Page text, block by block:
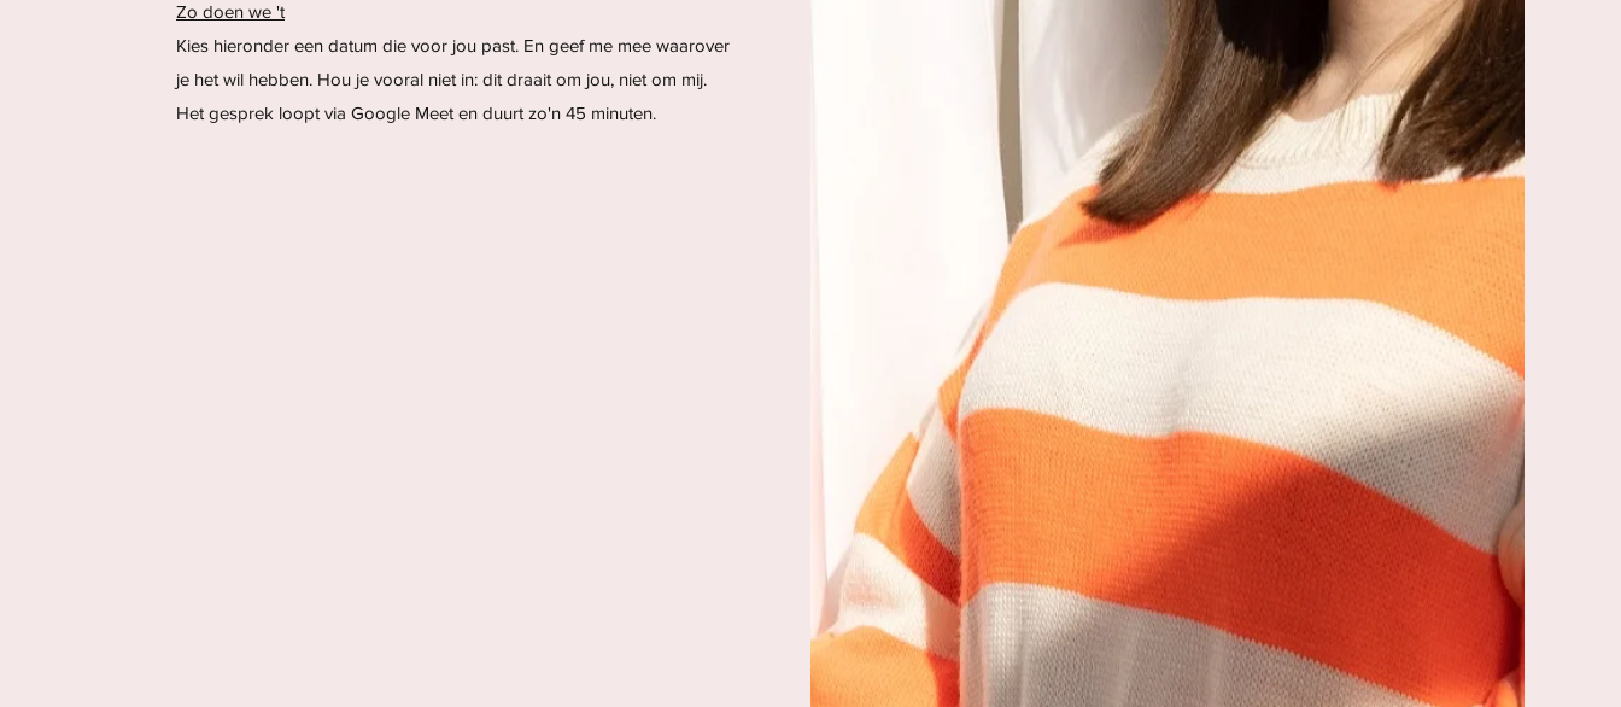
Zo doen we 't
Kies hieronder een datum die voor jou past. En geef me mee waarover
je het wil hebben. Hou je vooral niet in: dit draait om jou, niet om mij.
Het gesprek loopt via Google Meet en duurt zo'n 45 minuten.